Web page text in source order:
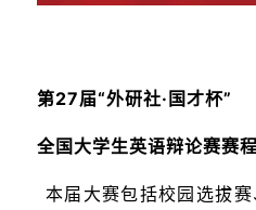
第27届“外研社·国才杯”
全国大学生英语辩论赛赛
本届大赛包括校园选拔